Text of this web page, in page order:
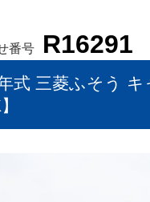
番号 R16291
式 三菱ふそう